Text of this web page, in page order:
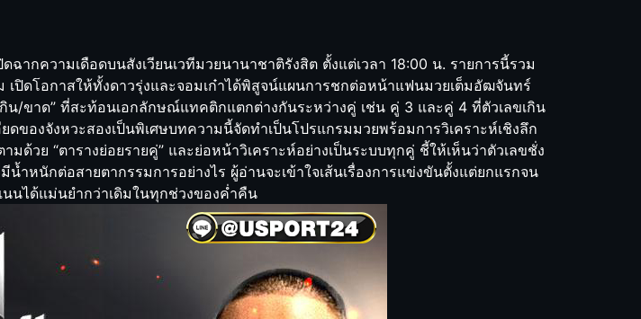
กความเดือดบนสังเวียนเวทีมวยนานาชาติรังสิต ตั้งแต่เวลา 18:00 น. รายการนี้รวม
ดโอกาสให้ทั้งดาวรุ่งและจอมเก๋าได้พิสูจน์แผนการชกต่อหน้าแฟนมวยเต็มอัฒจันทร์
/ขาด” ที่สะท้อนเอกลักษณ์แทคติกแตกต่างกันระหว่างคู่ เช่น คู่ 3 และคู่ 4 ที่ตัวเลขเกิน
องจังหวะสองเป็นพิเศษบทความนี้จัดทำเป็นโปรแกรมมวยพร้อมการวิเคราะห์เชิงลึก
มด้วย “ตารางย่อยรายคู่” และย่อหน้าวิเคราะห์อย่างเป็นระบบทุกคู่ ชี้ให้เห็นว่าตัวเลขชั่ง
หนักต่อสายตากรรมการอย่างไร ผู้อ่านจะเข้าใจเส้นเรื่องการแข่งขันตั้งแต่ยกแรกจน
นได้แม่นยำกว่าเดิมในทุกช่วงของค่ำคืน